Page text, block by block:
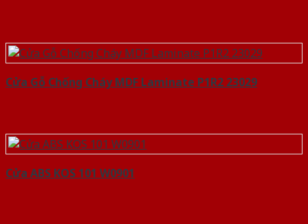
Cửa Gỗ Chống Cháy MDF Laminate P1R2 23029
Cửa ABS KOS 101 W0901